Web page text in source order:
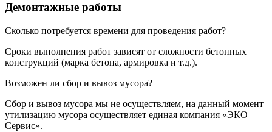
Демонтажные работы
Сколько потребуется времени для проведения работ?
Сроки выполнения работ зависят от сложности бетонных
конструкций (марка бетона, армировка и т.д.).
Возможен ли сбор и вывоз мусора?
Сбор и вывоз мусора мы не осуществляем, на данный момент
утилизацию мусора осуществляет единая компания «ЭКО
Сервис».